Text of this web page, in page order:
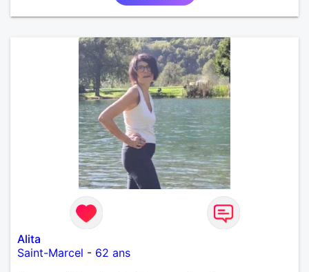
Alita
Saint-Marcel - 62 ans